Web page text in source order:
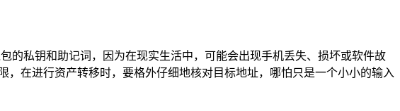
的私钥和助记词，因为在现实生活中，可能会出现手机丢失、损坏或软件故
在进行资产转移时，要格外仔细地核对目标地址，哪怕只是一个小小的输入